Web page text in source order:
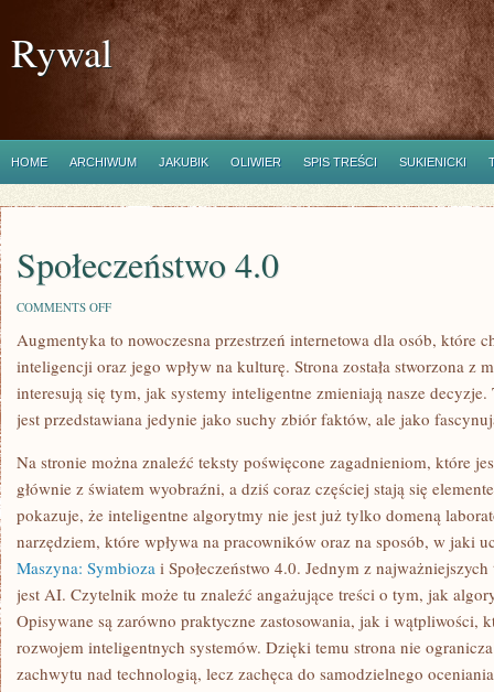
Rywal
HOME ARCHIWUM JAKUBIK OLIWIER SPIS TREŚCI SUKIENICKI
Społeczeństwo 4.0
COMMENTS OFFON
4.0
Augmentyka to nowoczesna przestrzeń internetowa dla osób, które
inteligencji oraz jego wpływ na kulturę. Strona została stworzona z
interesują się tym, jak systemy inteligentne zmieniają nasze
jest przedstawiana jedynie jako suchy zbiór faktów, ale jako
Na stronie można znaleźć teksty poświęcone zagadnieniom, które
głównie z światem wyobraźni, a dziś coraz częściej stają się
pokazuje, że inteligentne algorytmy nie jest już tylko domeną
narzędziem, które wpływa na pracowników oraz na sposób, w jaki
Maszyna: Symbioza i Społeczeństwo 4.0. Jednym z
jest AI. Czytelnik może tu znaleźć angażujące treści o tym, jak
Opisywane są zarówno praktyczne zastosowania, jak i wątpliwości,
rozwojem inteligentnych systemów. Dzięki temu strona nie
zachwytu nad technologią, lecz zachęca do samodzielnego